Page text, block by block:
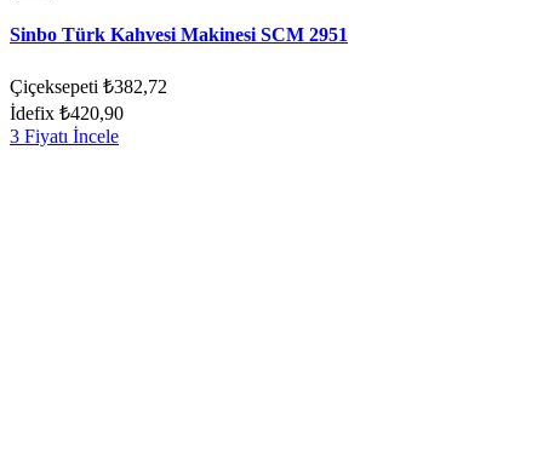
Sinbo Türk Kahvesi Makinesi SCM 2951
Çiçeksepeti ₺382,72
İdefix ₺420,90
3 Fiyatı İncele